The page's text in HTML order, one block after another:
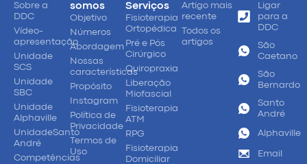
Sobre a
DDC
Vídeo-
apresentação
Unidade
SCS
Unidade
SBC
Unidade
Alphaville
UnidadeSanto
André
Competências
somos
Objetivo
Números
Abordagem
Nossas
características
Propósito
Instagram
Política de
Privacidade
Termos de
Uso
Serviços
Fisioterapia
Ortopédica
Pré e Pós
Cirúrgico
Quiropraxia
Liberação
Miofascial
Fisioterapia
ATM
RPG
Fisioterapia
Domiciliar
Artigo mais
recente
Todos os
artigos
Ligar
para a
DDC
São
Caetano
São
Bernardo
Santo
André
Alphaville
Email